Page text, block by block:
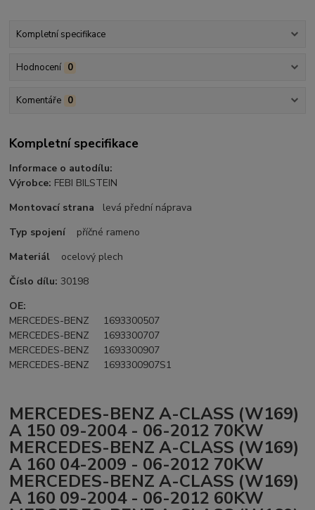
Kompletní specifikace
Hodnocení 0
Komentáře 0
Kompletní specifikace
Informace o autodílu:
Výrobce: FEBI BILSTEIN
Montovací strana levá přední náprava
Typ spojení příčné rameno
Materiál ocelový plech
Číslo dílu: 30198
OE:
MERCEDES-BENZ 1693300507
MERCEDES-BENZ 1693300707
MERCEDES-BENZ 1693300907
MERCEDES-BENZ 1693300907S1
MERCEDES-BENZ A-CLASS (W169)
A 150 09-2004 - 06-2012 70KW
MERCEDES-BENZ A-CLASS (W169)
A 160 04-2009 - 06-2012 70KW
MERCEDES-BENZ A-CLASS (W169)
A 160 09-2004 - 06-2012 60KW